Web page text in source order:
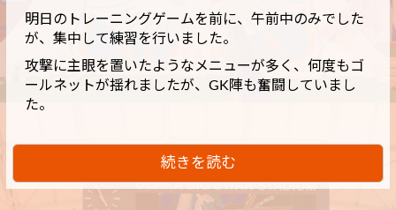
明日のトレーニングゲームを前に、午前中のみでした
が、集中して練習を行いました。
攻撃に主眼を置いたようなメニューが多く、何度もゴ
ールネットが揺れましたが、GK陣も奮闘していまし
た。
続きを読む